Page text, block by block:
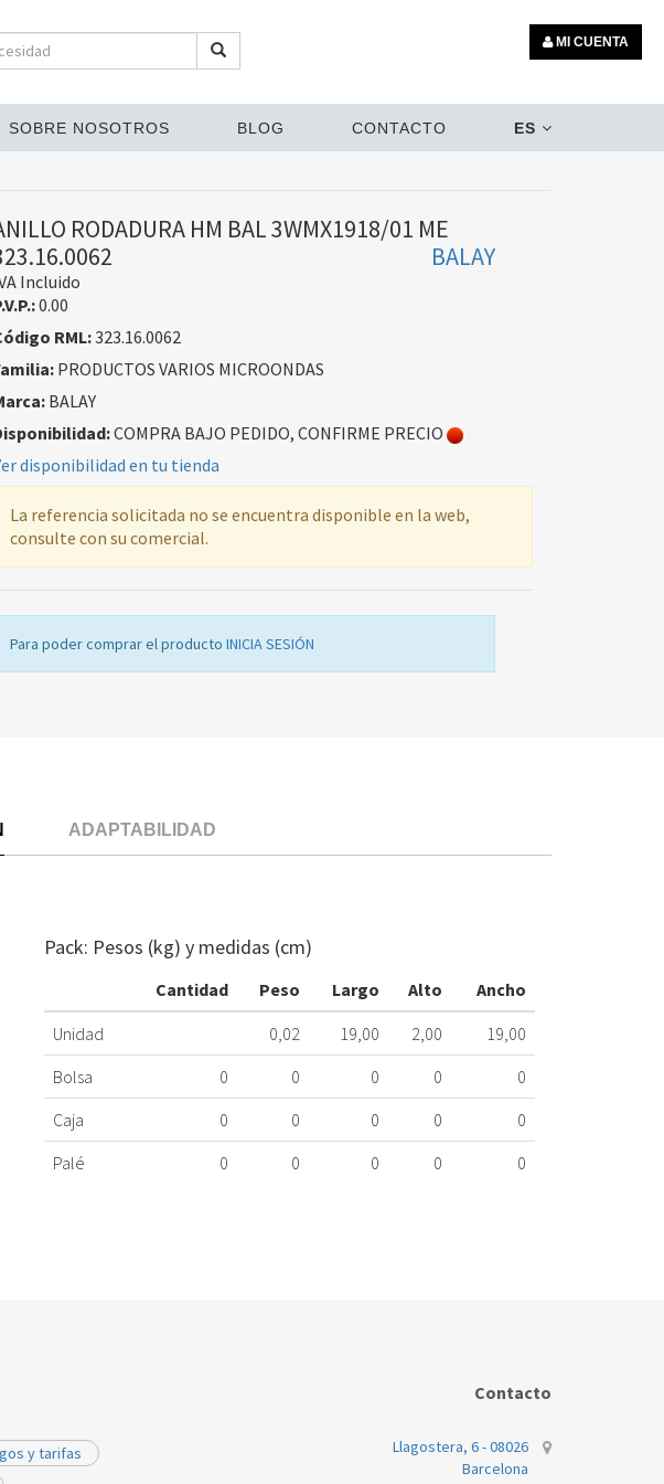
MI CUENTA
SOBRE NOSOTROS BLOG CONTACTO ES
RODADURA HM BAL 3WMX1918/01 ME
BALAY
Incluido
0.00
RML:323.16.0062
PRODUCTOS VARIOS MICROONDAS
BALAY
COMPRA BAJO PEDIDO, CONFIRME PRECIO
disponibilidad en tu tienda
La referencia solicitada no se encuentra disponible en la web,
consulte con su comercial.
Para poder comprar el producto INICIA SESIÓN
ADAPTABILIDAD
Pack: Pesos (kg) y medidas (cm)
Cantidad Peso Largo Alto
Ancho
Unidad
0,02 19,00 2,00
19,00
Bolsa
0 0 0 0
0
Caja
0 0 0 0
0
Palé
0 0 0 0 0
y tarifas
Contacto
Llagostera, 6 - 08026
Barcelona